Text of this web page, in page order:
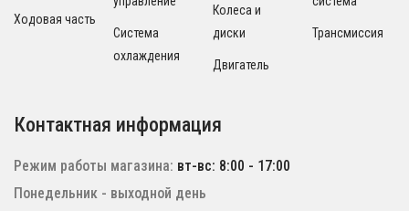
Ходовая часть
Система
охлаждения
Колеса и
диски
Двигатель
Трансмиссия
Контактная информация
Режим работы магазина: вт-вс: 8:00 - 17:00
Понедельник - выходной день